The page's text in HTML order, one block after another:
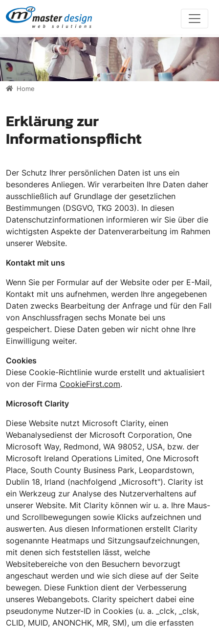
Direkt zur Hauptnavigation springen
Direkt zum Inhalt springen
Home
Erklärung zur
Informationspflicht
Der Schutz Ihrer persönlichen Daten ist uns ein
besonderes Anliegen. Wir verarbeiten Ihre Daten daher
ausschließlich auf Grundlage der gesetzlichen
Bestimmungen (DSGVO, TKG 2003). In diesen
Datenschutzinformationen informieren wir Sie über die
wichtigsten Aspekte der Datenverarbeitung im Rahmen
unserer Website.
Kontakt mit uns
Wenn Sie per Formular auf der Website oder per E-Mail,
Kontakt mit uns aufnehmen, werden Ihre angegebenen
Daten zwecks Bearbeitung der Anfrage und für den Fall
von Anschlussfragen sechs Monate bei uns
gespeichert. Diese Daten geben wir nicht ohne Ihre
Einwilligung weiter.
Cookies
Diese Cookie-Richtlinie wurde erstellt und aktualisiert
von der Firma CookieFirst.com.
Microsoft Clarity
Diese Website nutzt Microsoft Clarity, einen
Webanalysedienst der Microsoft Corporation, One
Microsoft Way, Redmond, WA 98052, USA, bzw. der
Microsoft Ireland Operations Limited, One Microsoft
Place, South County Business Park, Leopardstown,
Dublin 18, Irland (nachfolgend „Microsoft"). Clarity ist
ein Werkzeug zur Analyse des Nutzerverhaltens auf
unserer Website. Mit Clarity können wir u. a. Ihre Maus-
und Scrollbewegungen sowie Klicks aufzeichnen und
auswerten. Aus diesen Informationen erstellt Clarity
sogenannte Heatmaps und Sitzungsaufzeichnungen,
mit denen sich feststellen lässt, welche
Websitebereiche von den Besuchern bevorzugt
angeschaut werden und wie sich diese auf der Seite
bewegen. Diese Funktion dient der Verbesserung
unseres Webangebots. Clarity speichert dabei eine
pseudonyme Nutzer-ID in Cookies (u. a. _clck, _clsk,
CLID, MUID, ANONCHK, MR, SM), um die erfassten